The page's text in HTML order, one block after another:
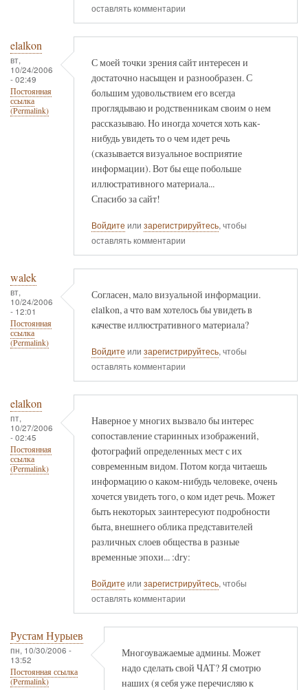
оставлять комментарии
elalkon
вт,
10/24/2006
- 02:49
Постоянная
ссылка
(Permalink)
С моей точки зрения сайт интересен и
достаточно насыщен и разнообразен. С
большим удовольствием его всегда
проглядываю и родственникам своим о нем
рассказываю. Но иногда хочется хоть как-
нибудь увидеть то о чем идет речь
(сказывается визуальное восприятие
информации). Вот бы еще побольше
иллюстративного материала...
Спасибо за сайт!
Войдите или зарегистрируйтесь, чтобы
оставлять комментарии
walek
вт,
10/24/2006
- 12:01
Постоянная
ссылка
(Permalink)
Согласен, мало визуальной информации.
elalkon, а что вам хотелось бы увидеть в
качестве иллюстративного материала?
Войдите или зарегистрируйтесь, чтобы
оставлять комментарии
elalkon
пт,
10/27/2006
- 02:45
Постоянная
ссылка
(Permalink)
Наверное у многих вызвало бы интерес
сопоставление старинных изображений,
фотографий определенных мест с их
современным видом. Потом когда читаешь
информацию о каком-нибудь человеке, очень
хочется увидеть того, о ком идет речь. Может
быть некоторых заинтересуют подробности
быта, внешнего облика представителей
различных слоев общества в разные
временные эпохи... :dry:
Войдите или зарегистрируйтесь, чтобы
оставлять комментарии
Рустам Нурыев
пн, 10/30/2006 -
13:52
Постоянная ссылка
(Permalink)
Многоуважаемые админы. Может
надо сделать свой ЧАТ? Я смотрю
наших (я себя уже перечисляю к